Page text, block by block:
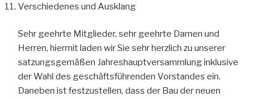
Verschiedenes und Ausklang
Sehr geehrte Mitglieder, sehr geehrte Damen und
Herren, hiermit laden wir Sie sehr herzlich zu unserer
satzungsgemäßen Jahreshauptversammlung inklusive
der Wahl des geschäftsführenden Vorstandes ein.
Daneben ist festzustellen, dass der Bau der neuen